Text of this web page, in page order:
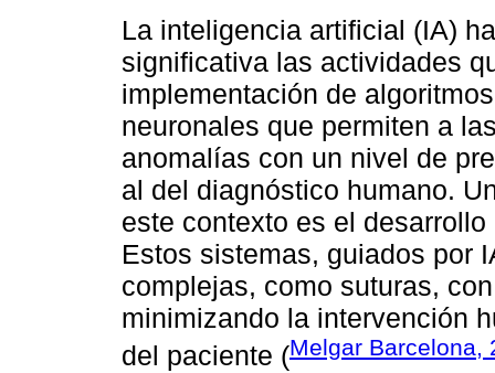
La inteligencia artificial (IA)
significativa las actividades
implementación de
neuronales que permiten a
anomalías con un nivel de
al del diagnóstico humano.
este contexto es el
Estos sistemas, guiados por
complejas, como suturas,
minimizando la intervención
del paciente (Melgar Barcelona,